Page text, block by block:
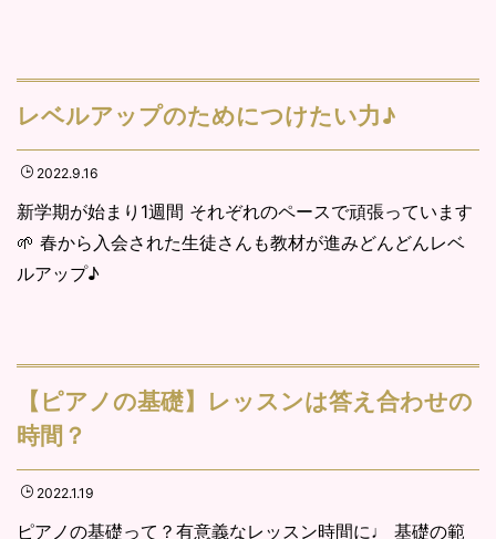
レベルアップのためにつけたい力♪
2022.9.16
新学期が始まり1週間 それぞれのペースで頑張っています
🌱 春から入会された生徒さんも教材が進みどんどんレベ
ルアップ♪
【ピアノの基礎】レッスンは答え合わせの
時間？
2022.1.19
ピアノの基礎って？有意義なレッスン時間に♩ 基礎の範